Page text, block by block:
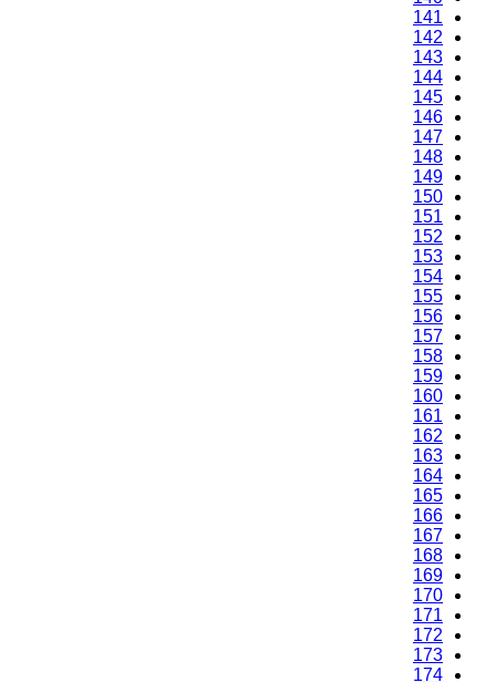
141
142
143
144
145
146
147
148
149
150
151
152
153
154
155
156
157
158
159
160
161
162
163
164
165
166
167
168
169
170
171
172
173
174